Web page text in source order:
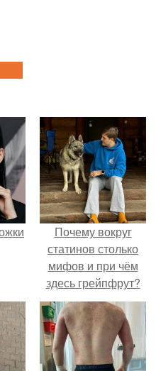
Почему вокруг
статинов столько
мифов и при чём
здесь грейпфрут?